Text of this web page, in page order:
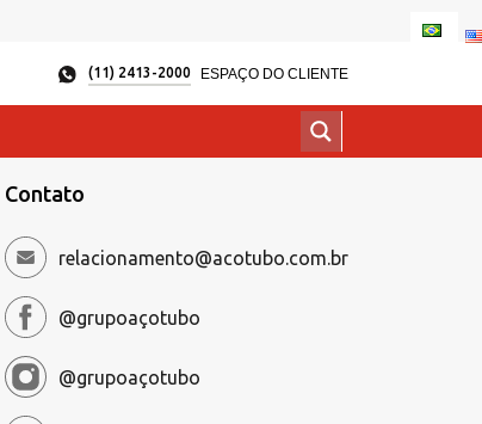
(11) 2413-2000 ESPAÇO DO CLIENTE
Contato
relacionamento@acotubo.com.br
@grupoaçotubo
@grupoaçotubo